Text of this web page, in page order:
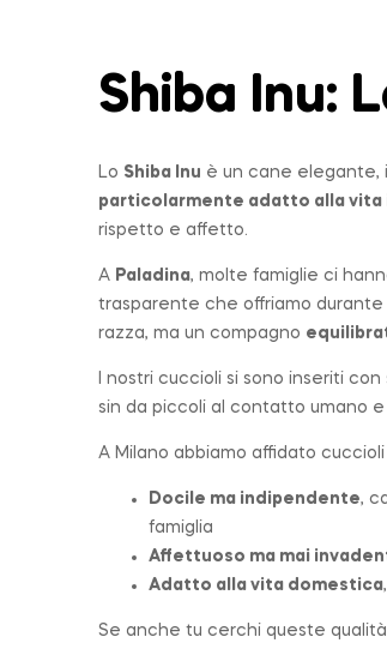
Shiba Inu:
Lo Shiba Inu è un cane elegante,
particolarmente adatto alla vita
rispetto e affetto.
A Paladina, molte famiglie ci
trasparente che offriamo
razza, ma un compagno
I nostri cuccioli si sono inseriti
sin da piccoli al contatto umano e
A Milano abbiamo affidato
Docile ma indipendente,
famiglia
Affettuoso ma mai
Adatto alla vita domestica
Se anche tu cerchi queste